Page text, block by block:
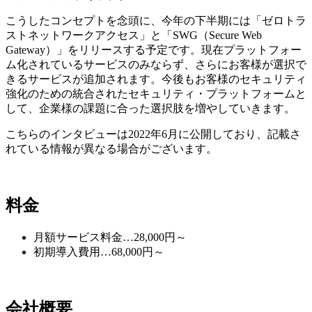
こうしたコンセプトを念頭に、今年の下半期には「ゼロトラ
ストネットワークアクセス」と「SWG（Secure Web
Gateway）」をリリースする予定です。現在プラットフォー
ム化されているサービスのみならず、さらにお客様が選択で
きるサービスが追加されます。今後もお客様のセキュリティ
強化のための統合されたセキュリティ・プラットフォームと
して、企業様の課題に合った選択肢を増やしていきます。
こちらのインタビューは2022年6月に公開しており、記載さ
れている情報が異なる場合がございます。
料金
月額サービス料金…28,000円～
初期導入費用…68,000円～